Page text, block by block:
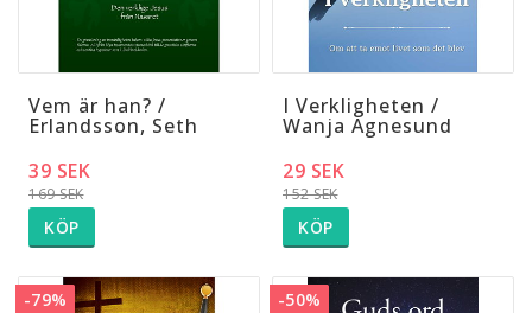
Vem är han? /
Erlandsson, Seth
169 SEK
39 SEK
KÖP
I Verkligheten /
Wanja Agnesund
152 SEK
29 SEK
KÖP
-79% -50%